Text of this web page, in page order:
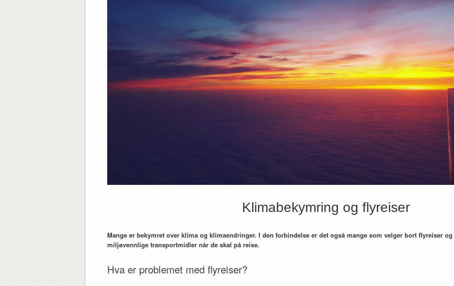
Klimabekymring og flyreiser
Mange er bekymret over klima og klimaendringer. I den forbindelse er det også mange som velger bort flyreiser
miljøvennlige transportmidler når de skal på reise.
Hva er problemet med flyreiser?